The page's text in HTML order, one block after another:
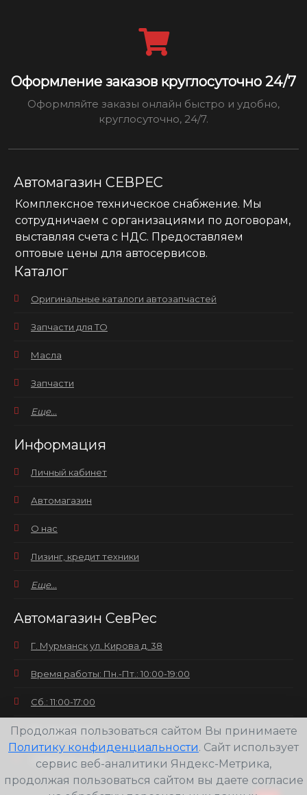
Оформление заказов круглосуточно 24/7
Оформляйте заказы онлайн быстро и удобно,
круглосуточно, 24/7.
Автомагазин СЕВРЕС
Комплексное техническое снабжение. Мы
сотрудничаем с организациями по договорам,
выставляя счета с НДС. Предоставляем
оптовые цены для автосервисов.
Каталог
Оригинальные каталоги автозапчастей
Запчасти для ТО
Масла
Запчасти
Еще...
Информация
Личный кабинет
Автомагазин
О нас
Лизинг, кредит техники
Еще...
Автомагазин СевРес
Г. Мурманск ул. Кирова д. 38
Время работы: Пн.-Пт.: 10:00-19:00
Сб.: 11:00-17:00
Вс.: выходной
+7(8152) 25-30-58
Продолжая пользоваться сайтом Вы принимаете
Политику конфиденциальности. Сайт использует
сервис веб-аналитики Яндекс-Метрика,
продолжая пользоваться сайтом вы даете согласие